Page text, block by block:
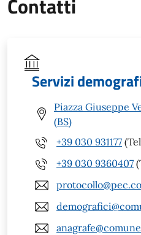
Contatti
Servizi
Piazza Giuseppe
(BS)
+39 030 931177
+39 030 9360407